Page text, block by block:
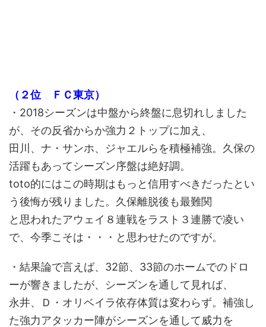
（２位 ＦＣ東京）
・2018シーズンは中盤から終盤に息切れしました
が、その反省からか強力２トップに加え、
田川、ナ・サンホ、ジャエルらを積極補強。久保の
活躍もあってシーズン序盤は絶好調。
toto的にはこの時期はもっと信用すべきだったとい
う後悔が残りました。久保離脱後も最難関
と思われたアウェイ８連戦をラスト３連勝で凌い
で、今季こそは・・・と思わせたのですが。
・結果論で言えば、32節、33節のホームでのドロ
ーが響きましたが、シーズンを通して見れば、
永井、Ｄ・オリベイラ依存体質は変わらず。補強し
た強力アタッカー陣がシーズンを通して威力を